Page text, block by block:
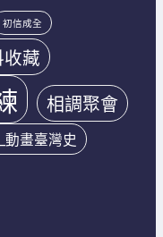
初信成全
藏
相調聚會
動畫臺灣史